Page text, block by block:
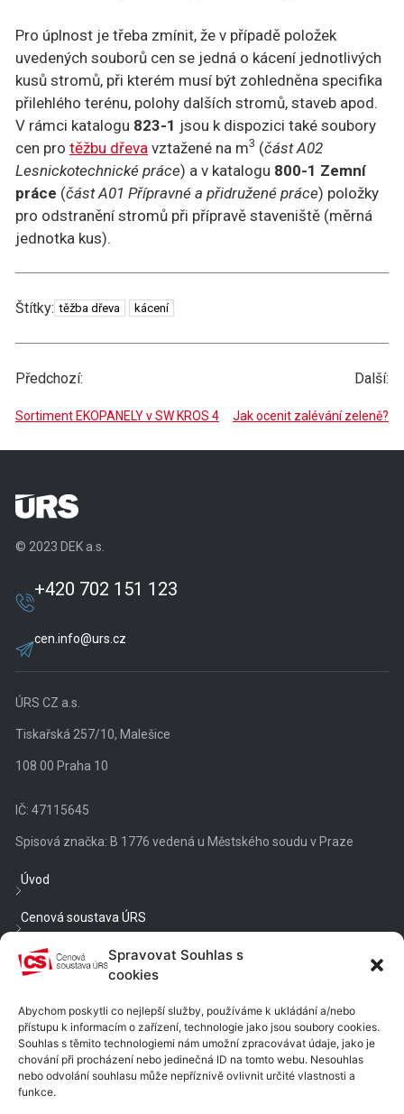
Spravovat Souhlas s
cookies
Abychom poskytli co nejlepší služby, používáme k ukládání a/nebo
přístupu k informacím o zařízení, technologie jako jsou soubory cookies.
Souhlas s těmito technologiemi nám umožní zpracovávat údaje, jako je
chování při procházení nebo jedinečná ID na tomto webu. Nesouhlas
nebo odvolání souhlasu může nepříznivě ovlivnit určité vlastnosti a
funkce.
Pro úplnost je třeba zmínit, že v případě položek
uvedených souborů cen se jedná o kácení jednotlivých
kusů stromů, při kterém musí být zohledněna specifika
přilehlého terénu, polohy dalších stromů, staveb apod.
V rámci katalogu 823-1 jsou k dispozici také soubory
cen pro těžbu dřeva vztažené na m3 (část A02
Lesnickotechnické práce) a v katalogu 800-1 Zemní
práce (část A01 Přípravné a přidružené práce) položky
pro odstranění stromů při přípravě staveniště (měrná
jednotka kus).
Štítky:Štítky
těžba dřeva kácení
Předchozí: Další:
Sortiment EKOPANELY v SW KROS 4 Jak ocenit zalévání zeleně?
© 2023 DEK a.s.
+420 702 151 123
cen.info@urs.cz
ÚRS CZ a.s.
Tiskařská 257/10, Malešice
108 00 Praha 10
IČ: 47115645
Spisová značka: B 1776 vedená u Městského soudu v Praze
Úvod
Cenová soustava ÚRS
Veřejné zakázky
Blog
Cenové a technické podmínky